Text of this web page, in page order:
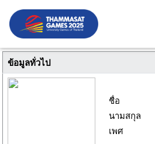
ข้อมูลทั่วไป
ชื่อ
นามสกุล
เพศ